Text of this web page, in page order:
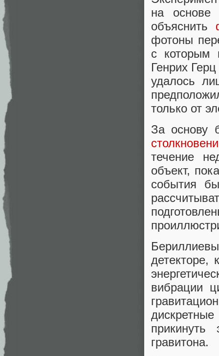
на основе
объяснить
фотоны
с которым
Генрих
удалось
только от
За основу
течение
объект,
события
детекторе,
вибрации
прикинуть
гравитона.